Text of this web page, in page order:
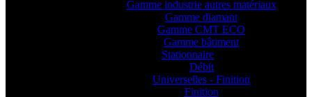
Gamme industrie autres matériaux
Gamme diamant
Gamme CMT ECO
Gamme bâtiment
Stationnaire
Débit
Universelles - Finition
Finition